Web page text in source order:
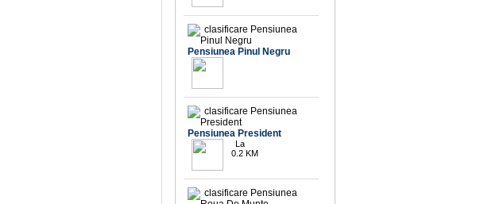
Pensiunea Pinul Negru
Pensiunea President
La
0.2 KM